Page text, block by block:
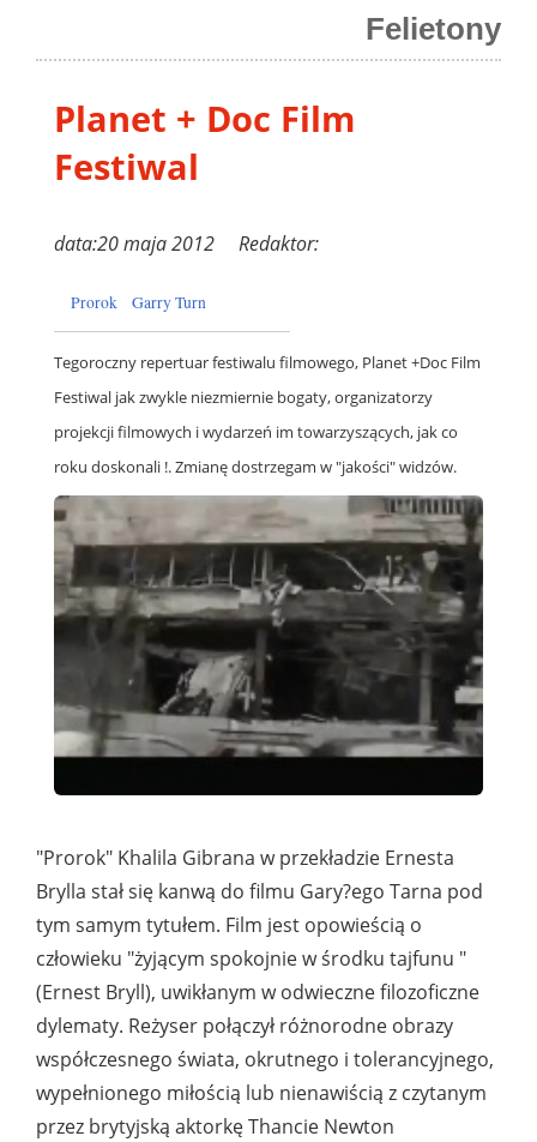
Felietony
Planet + Doc Film
Festiwal
data:20 maja 2012 Redaktor:
Prorok Garry Turn
Tegoroczny repertuar festiwalu filmowego, Planet +Doc Film
Festiwal jak zwykle niezmiernie bogaty, organizatorzy
projekcji filmowych i wydarzeń im towarzyszących, jak co
roku doskonali !. Zmianę dostrzegam w "jakości" widzów.
"Prorok" Khalila Gibrana w przekładzie Ernesta
Brylla stał się kanwą do filmu Gary?ego Tarna pod
tym samym tytułem. Film jest opowieścią o
człowieku "żyjącym spokojnie w środku tajfunu "
(Ernest Bryll), uwikłanym w odwieczne filozoficzne
dylematy. Reżyser połączył różnorodne obrazy
współczesnego świata, okrutnego i tolerancyjnego,
wypełnionego miłością lub nienawiścią z czytanym
przez brytyjską aktorkę Thancie Newton